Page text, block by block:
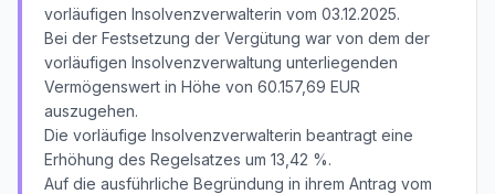
vorläufigen Insolvenzverwalterin vom 03.12.2025.
Bei der Festsetzung der Vergütung war von dem der
vorläufigen Insolvenzverwaltung unterliegenden
Vermögenswert in Höhe von 60.157,69 EUR
auszugehen.
Die vorläufige Insolvenzverwalterin beantragt eine
Erhöhung des Regelsatzes um 13,42 %.
Auf die ausführliche Begründung in ihrem Antrag vom